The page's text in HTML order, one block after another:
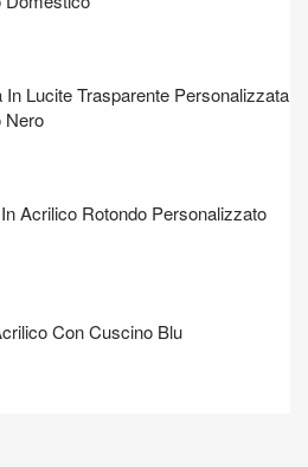
In Lucite Trasparente Personalizzata
Nero
Acrilico Rotondo Personalizzato
Con Cuscino Blu